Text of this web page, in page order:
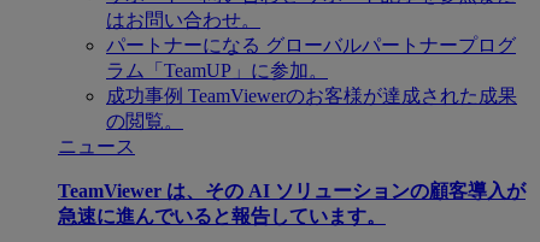
はお問い合わせ。
パートナーになる グローバルパートナープログ
ラム「TeamUP」に参加。
成功事例 TeamViewerのお客様が達成された成果
の閲覧。
ニュース
TeamViewer は、その AI ソリューションの顧客導入が
急速に進んでいると報告しています。